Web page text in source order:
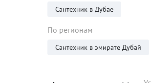
Сантехник в Дубае
По регионам
Сантехник в эмирате Дубай